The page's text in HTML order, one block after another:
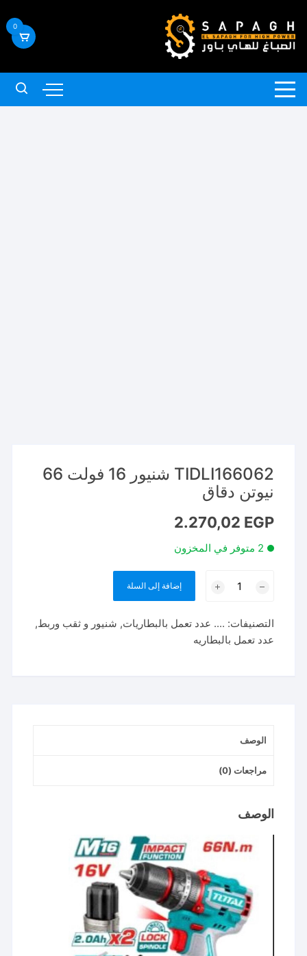
إلى
المحتوى
0
TIDLI166062 شنيور 16 فولت 66
نيوتن دقاق
2.270,02 EGP
2 متوفر في المخزون
TIDLI166062
16
فولت
إضافة إلى السلة
التصنيفات: .... عدد تعمل بالبطاريات, شنيور و ثقب وربط,
عدد تعمل بالبطاريه
الوصف
مراجعات (0)
الوصف